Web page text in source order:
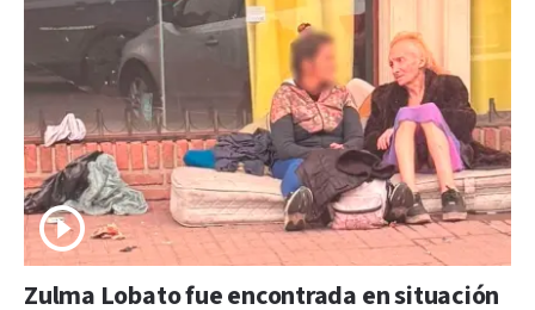
Zulma Lobato fue encontrada en situación